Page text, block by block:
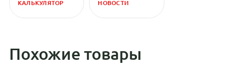
КАЛЬКУЛЯТОР НОВОСТИ
Похожие товары